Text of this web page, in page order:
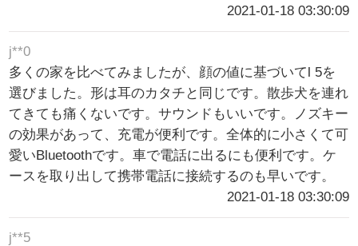
2021-01-18 03:30:09
j**0
多くの家を比べてみましたが、顔の値に基づいてl 5を
選びました。形は耳のカタチと同じです。散歩犬を連れ
てきても痛くないです。サウンドもいいです。ノズキー
の効果があって、充電が便利です。全体的に小さくて可
愛いBluetoothです。車で電話に出るにも便利です。ケ
ースを取り出して携帯電話に接続するのも早いです。
2021-01-18 03:30:09
j**5